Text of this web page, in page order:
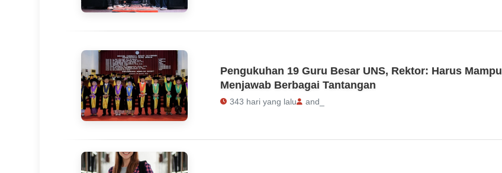
Pengukuhan 19 Guru Besar UNS, Rektor: Harus Mampu
Menjawab Berbagai Tantangan
343 hari yang lalu and_